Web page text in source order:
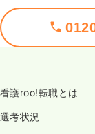
看護roo!転職とは
選考状況